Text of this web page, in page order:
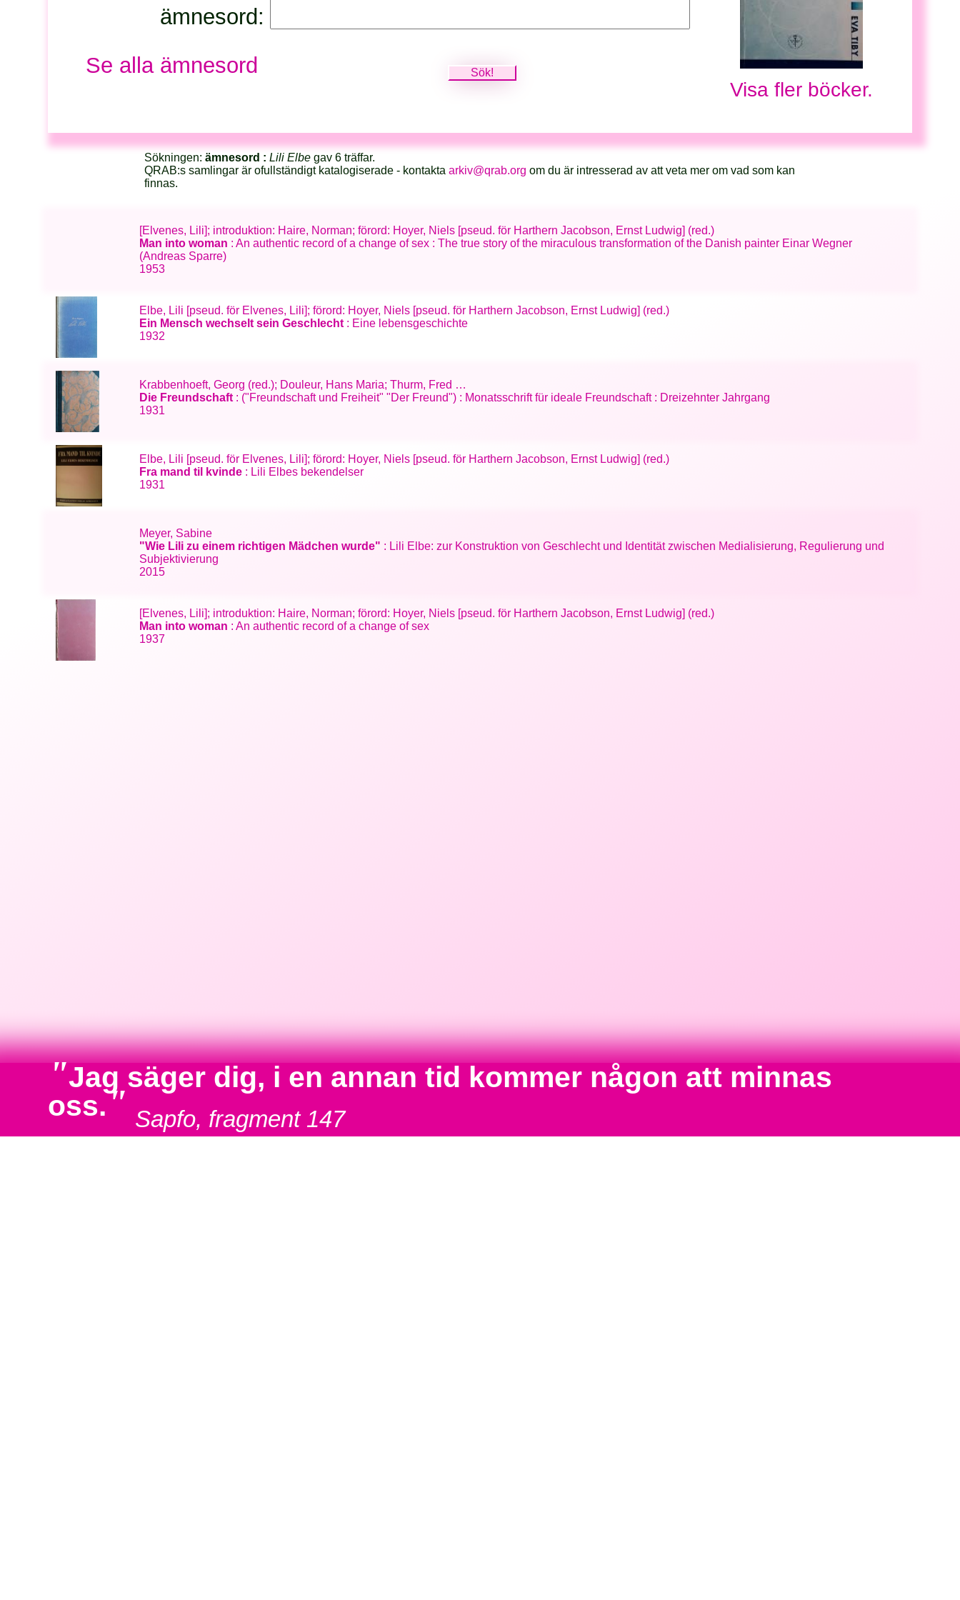
ämnesord:
Se alla ämnesord
Visa fler böcker.
Sökningen: ämnesord : Lili Elbegav 6 träffar.
QRAB:s samlingar är ofullständigt katalogiserade - kontakta arkiv@qrab.org om du är intresserad av att veta mer om vad som kan
finnas.
[Elvenes, Lili]; introduktion: Haire, Norman; förord: Hoyer, Niels [pseud. för Harthern Jacobson, Ernst Ludwig] (red.)
Man into woman : An authentic record of a change of sex : The true story of the miraculous transformation of the Danish painter Einar Wegner
(Andreas Sparre)
1953
Elbe, Lili [pseud. för Elvenes, Lili]; förord: Hoyer, Niels [pseud. för Harthern Jacobson, Ernst Ludwig] (red.)
Ein Mensch wechselt sein Geschlecht : Eine lebensgeschichte
1932
Krabbenhoeft, Georg (red.); Douleur, Hans Maria; Thurm, Fred …
Die Freundschaft : ("Freundschaft und Freiheit" "Der Freund") : Monatsschrift für ideale Freundschaft : Dreizehnter Jahrgang
1931
Elbe, Lili [pseud. för Elvenes, Lili]; förord: Hoyer, Niels [pseud. för Harthern Jacobson, Ernst Ludwig] (red.)
Fra mand til kvinde : Lili Elbes bekendelser
1931
Meyer, Sabine
"Wie Lili zu einem richtigen Mädchen wurde" : Lili Elbe: zur Konstruktion von Geschlecht und Identität zwischen Medialisierung, Regulierung und
Subjektivierung
2015
[Elvenes, Lili]; introduktion: Haire, Norman; förord: Hoyer, Niels [pseud. för Harthern Jacobson, Ernst Ludwig] (red.)
Man into woman : An authentic record of a change of sex
1937
"Jag säger dig, i en annan tid kommer någon att minnas
oss." Sapfo, fragment 147